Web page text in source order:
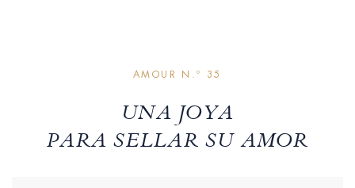
AMOUR N.º 35
UNA JOYA
PARA SELLAR SU AMOR